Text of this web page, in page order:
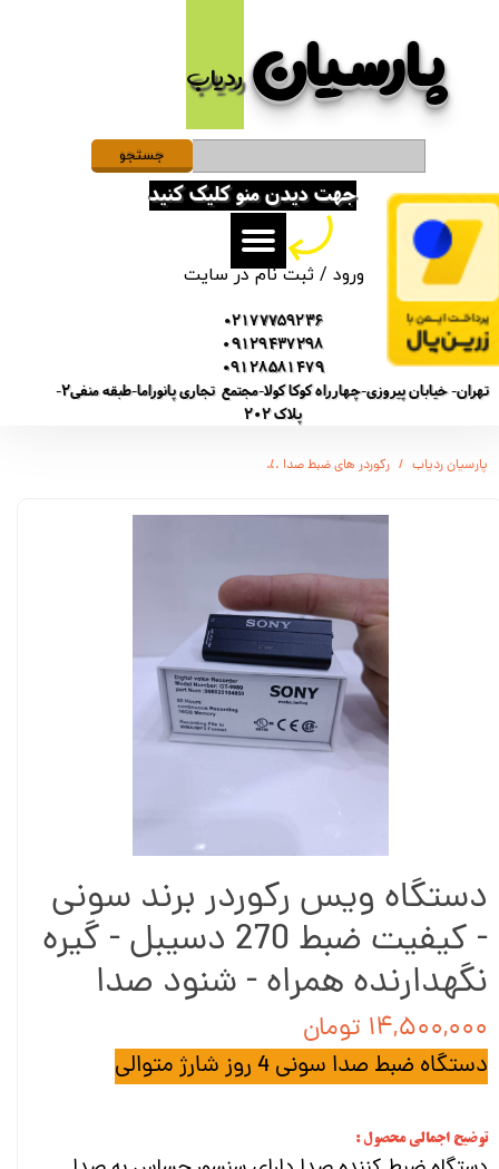
پارسیان​​​​​​​ردیاب
ورود /ثبت نام در سایت
حساب کاربری من
تغییر گذر واژه
سفارشات
خروج از حساب کاربری
02177759236
09129437298
09128581479
تهران- خیابان پیروزی-چهارراه کوکا کولا-مجتمع تجاری پانوراما-طبقه منفی2-
پلاک 202
جهت دیدن منو کلیک کنید
جستجو
پارسیان ردیاب رکوردر های ضبط صدا
دستگاه ویس رکوردر برند سونی
- کیفیت ضبط 270 دسیبل - گیره
نگهدارنده همراه - شنود صدا
۱۴,۵۰۰,۰۰۰ تومان
دستگاه ضبط صدا سونی 4 روز شارژ متوالی
توضیح اجمالی محصول :